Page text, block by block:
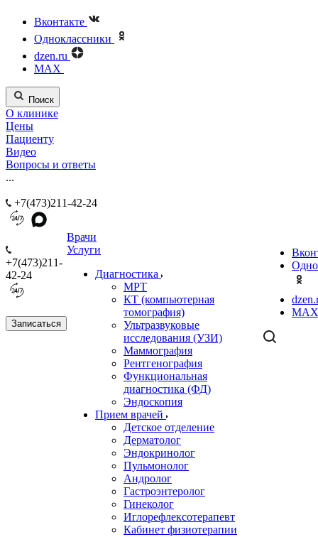
Вконтакте
Одноклассники
dzen.ru
MAX
Поиск
О клинике
Цены
Пациенту
Видео
Вопросы и ответы
...
+7(473)211-42-24
+7(473)211-
42-24
Записаться
Врачи
Услуги
Диагностика
МРТ
КТ (компьютерная
томография)
Ультразвуковые
исследования (УЗИ)
Маммография
Рентгенография
Функциональная
диагностика (ФД)
Эндоскопия
Прием врачей
Детское отделение
Дерматолог
Эндокринолог
Пульмонолог
Андролог
Гастроэнтеролог
Гинеколог
Иглорефлексотерапевт
Кабинет физиотерапии